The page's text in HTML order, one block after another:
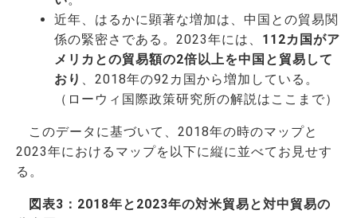
近年、はるかに顕著な増加は、中国との貿易関
係の緊密さである。2023年には、 112カ国がア
メリカとの貿易額の2倍以上を中国と貿易して
おり
、2018年の92カ国から増加している。
（ローウィ国際政策研究所の解説はここまで）
このデータに基づいて、2018年の時のマップと
2023年におけるマップを以下に縦に並べてお見せす
る。
図表3：2018年と2023年の対米貿易と対中貿易の